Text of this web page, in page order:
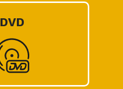
DVD